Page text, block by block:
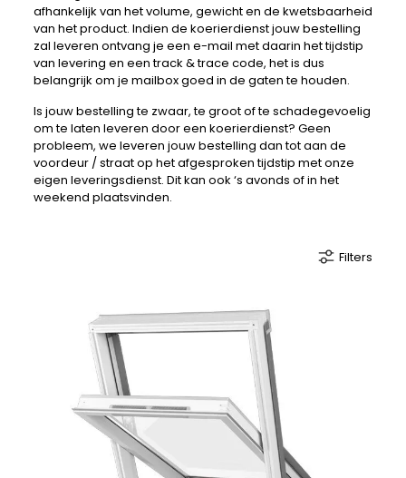
afhankelijk van het volume, gewicht en de kwetsbaarheid
van het product. Indien de koerierdienst jouw bestelling
zal leveren ontvang je een e-mail met daarin het tijdstip
van levering en een track & trace code, het is dus
belangrijk om je mailbox goed in de gaten te houden.
Is jouw bestelling te zwaar, te groot of te schadegevoelig
om te laten leveren door een koerierdienst? Geen
probleem, we leveren jouw bestelling dan tot aan de
voordeur / straat op het afgesproken tijdstip met onze
eigen leveringsdienst. Dit kan ook ‘s avonds of in het
weekend plaatsvinden.
Filters